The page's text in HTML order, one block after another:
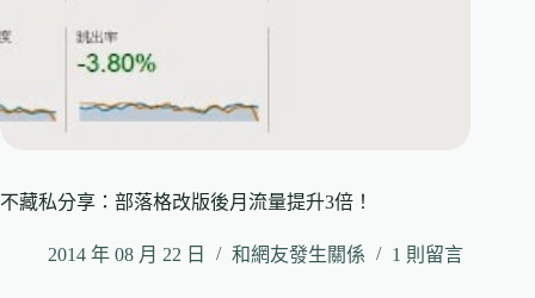
不藏私分享：部落格改版後月流量提升3倍！
2014 年 08 月 22 日 和網友發生關係 1 則留言